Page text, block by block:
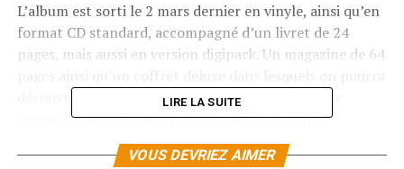
L’album est sorti le 2 mars dernier en vinyle, ainsi qu’en
format CD standard, accompagné d’un livret de 24
pages, mais aussi en version digipack. Un magazine de 64
découvrir le groupe en conversation avec l’artiste
Owens et les nouvelles photos d’Anton Corbjin
sont également disponibles.
LIRE LA SUITE
VOUS DEVRIEZ AIMER